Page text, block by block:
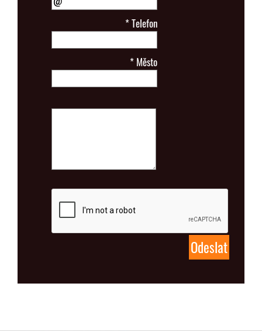
*Telefon
* Město